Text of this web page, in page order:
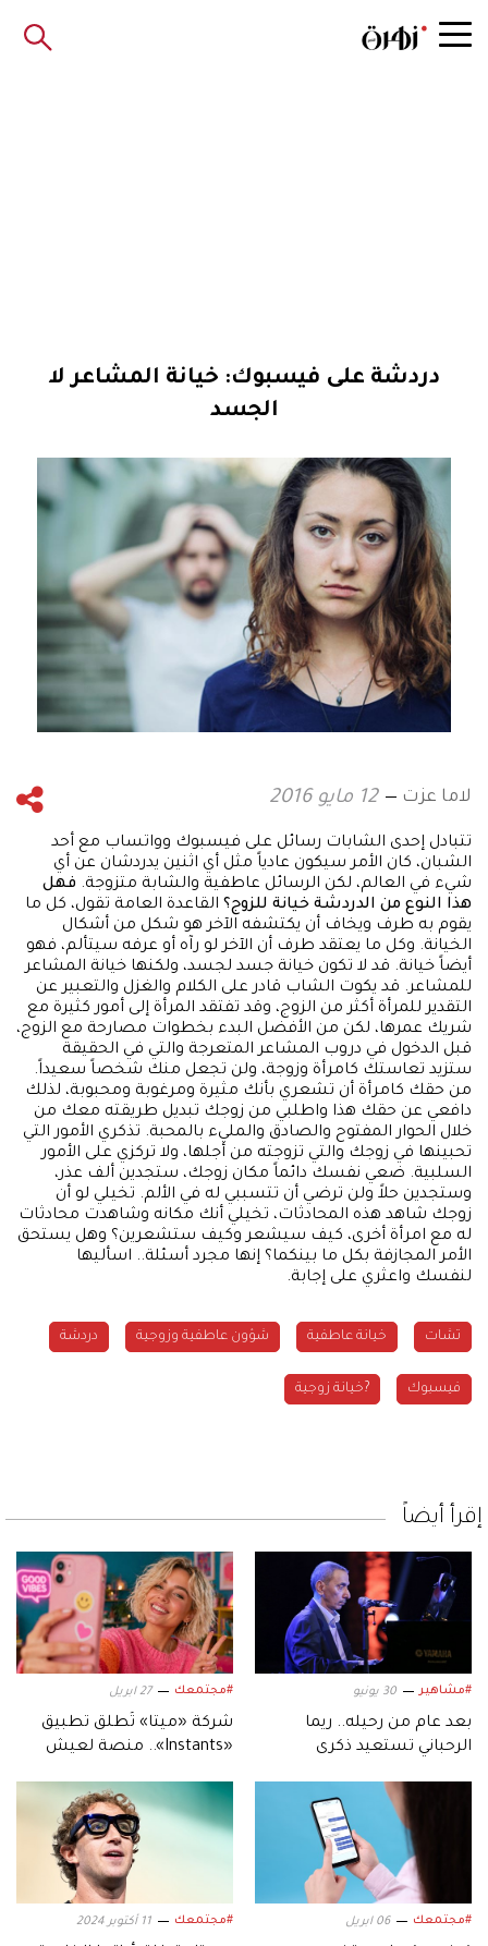
دردشة على فيسبوك: خيانة المشاعر لا
الجسد
لاما عزت 12 مايو 2016
تتبادل إحدى الشابات رسائل على فيسبوك وواتساب مع أحد
الشبان، كان الأمر سيكون عادياً مثل أي اثنين يدردشان عن أي
شيء في العالم، لكن الرسائل عاطفية والشابة متزوجة. فهل
هذا النوع من الدردشة خيانة للزوج؟ القاعدة العامة تقول، كل ما
يقوم به طرف ويخاف أن يكتشفه الآخر هو شكل من أشكال
الخيانة. وكل ما يعتقد طرف أن الآخر لو رآه أو عرفه سيتألم، فهو
أيضاً خيانة. قد لا تكون خيانة جسد لجسد، ولكنها خيانة المشاعر
للمشاعر. قد يكوت الشاب قادر على الكلام والغزل والتعبير عن
التقدير للمرأة أكثر من الزوج، وقد تفتقد المرأة إلى أمور كثيرة مع
شريك عمرها، لكن من الأفضل البدء بخطوات مصارحة مع الزوج،
قبل الدخول في دروب المشاعر المتعرجة والتي في الحقيقة
ستزيد تعاستك كامرأة وزوجة، ولن تجعل منك شخصاً سعيداً.
من حقك كامرأة أن تشعري بأنك مثيرة ومرغوبة ومحبوبة، لذلك
دافعي عن حقك هذا واطلبي من زوجك تبديل طريقته معك من
خلال الحوار المفتوح والصادق والمليء بالمحبة. تذكري الأمور التي
تحبينها في زوجك والتي تزوجته من أجلها، ولا تركزي على الأمور
السلبية. ضعي نفسك دائماً مكان زوجك، ستجدين ألف عذر،
وستجدين حلاً ولن ترضي أن تتسببي له في الألم. تخيلي لو أن
زوجك شاهد هذه المحادثات، تخيلي أنك مكانه وشاهدت محادثات
له مع امرأة أخرى، كيف سيشعر وكيف ستشعرين؟ وهل يستحق
الأمر المجازفة بكل ما بينكما؟ إنها مجرد أسئلة.. اسأليها
لنفسك واعثري على إجابة.
تشات خيانة عاطفية شؤون عاطفية وزوجية دردشة
فيسبوك ?خيانة زوجية
إقرأ أيضاً
#مشاهير 30 يونيو
بعد عام من رحيله.. ريما
الرحباني تستعيد ذكرى
#مجتمعك 27 ابريل
شركة «ميتا» تُطلق تطبيق
«Instants».. منصة لعيش
#مجتمعك 06 ابريل #مجتمعك 11 أكتوبر 2024